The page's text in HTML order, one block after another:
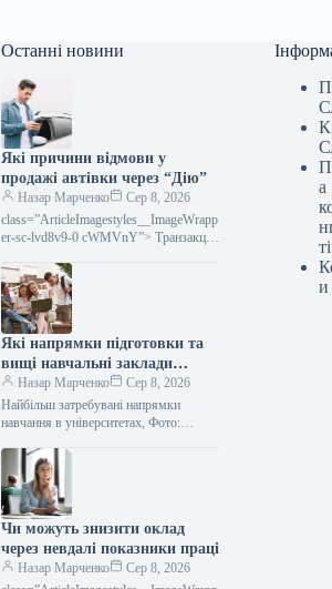
Останні новини
Які причини відмови у
продажі автівки через “Дію”
Назар Марченко
Сер 8, 2026
class=”ArticleImagestyles__ImageWrapp
er-sc-lvd8v9-0 cWMVnY”> Транзакції
застосунок «Дія» можуть бути
відхилені: що робити та куди
звертатися, Фото: magnificМожливість
продати…
Які напрямки підготовки та
вищі навчальні заклади
обирають абітурієнти у 2026
році
Назар Марченко
Сер 8, 2026
Найбільш затребувані напрямки
навчання в університетах, Фото:
привабливість менеджменту,
психології та філології, поточна
вступна кампанія виявила й…
Чи можуть знизити оклад
через невдалі показники праці
Назар Марченко
Сер 8, 2026
а
ті
и